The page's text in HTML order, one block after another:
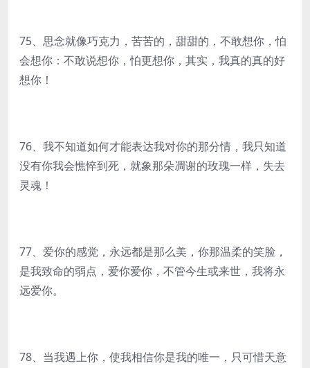
75、思念就像巧克力，苦苦的，甜甜的，不敢想你，怕
会想你：不敢说想你，怕更想你，其实，我真的真的好
想你！
76、我不知道如何才能表达我对你的那分情，我只知道
没有你我会憔悴到死，就象那朵凋谢的玫瑰一样，失去
灵魂！
77、爱你的感觉，永远都是那么美，你那温柔的笑脸，
是我致命的弱点，爱你爱你，不管今生或来世，我将永
远爱你。
78、当我遇上你，使我相信你是我的唯一，只可惜天意